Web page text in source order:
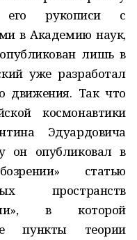
его рукописи с
в Академию наук,
лишь в
уже разработал
движения. Так что
космонавтики
Эдуардовича
он опубликовал в
статью
пространств
в которой
пункты теории